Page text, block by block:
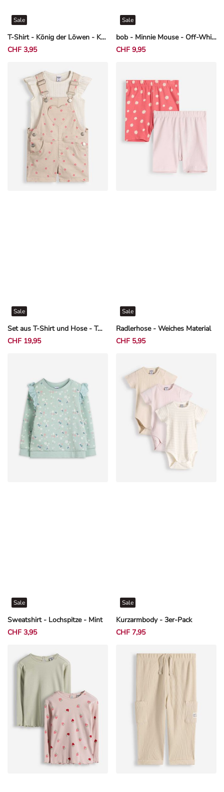
T-Shirt - König der Löwen - Khaki
Sale
CHF 3,95
bob - Minnie Mouse - Off-White
Sale
CHF 9,95
Set aus T-Shirt und Hose - Twill - Beige
Sale
CHF 19,95
Radlerhose - Weiches Material
Sale
CHF 5,95
Sweatshirt - Lochspitze - Mint
Sale
CHF 3,95
Kurzarmbody - 3er-Pack
Sale
CHF 7,95